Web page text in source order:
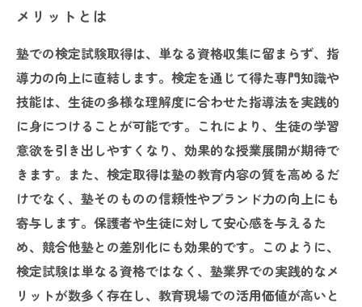
メリットとは
塾での検定試験取得は、単なる資格収集に留まらず、指
導力の向上に直結します。検定を通じて得た専門知識や
技能は、生徒の多様な理解度に合わせた指導法を実践的
に身につけることが可能です。これにより、生徒の学習
意欲を引き出しやすくなり、効果的な授業展開が期待で
きます。また、検定取得は塾の教育内容の質を高めるだ
けでなく、塾そのものの信頼性やブランド力の向上にも
寄与します。保護者や生徒に対して安心感を与えるた
め、競合他塾との差別化にも効果的です。このように、
検定試験は単なる資格ではなく、塾業界での実践的なメ
リットが数多く存在し、教育現場での活用価値が高いと